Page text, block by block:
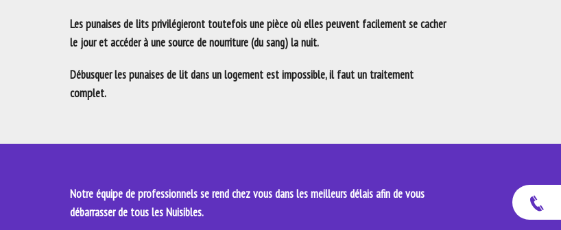
Les punaises de lits privilégieront toutefois une pièce où elles peuvent facilement se cacher
le jour et accéder à une source de nourriture (du sang) la nuit.
Débusquer les punaises de lit dans un logement est impossible, il faut un traitement
complet.
Notre équipe de professionnels se rend chez vous dans les meilleurs délais afin de vous
débarrasser de tous les Nuisibles.